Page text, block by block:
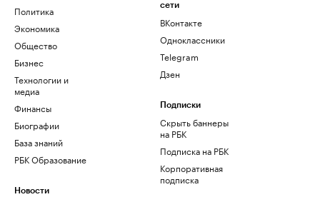
Политика
Экономика
Общество
Бизнес
Технологии и
медиа
Финансы
Биографии
База знаний
РБК Образование
Новости
сети
ВКонтакте
Одноклассники
Telegram
Дзен
Подписки
Скрыть баннеры
на РБК
Подписка на РБК
Корпоративная
подписка